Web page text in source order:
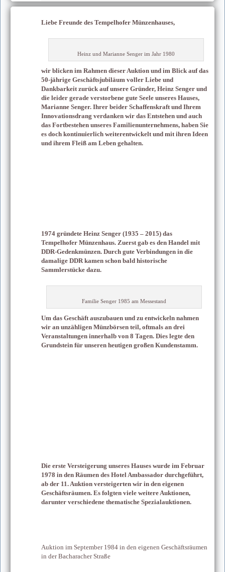
Liebe Freunde des Tempelhofer Münzenhauses,
Heinz und Marianne Senger im Jahr 1980
wir blicken im Rahmen dieser Auktion und im Blick auf das
50-jährige Geschäftsjubiläum voller Liebe und
Dankbarkeit zurück auf unsere Gründer, Heinz Senger und
die leider gerade verstorbene gute Seele unseres Hauses,
Marianne Senger. Ihrer beider Schaffenskraft und Ihrem
Innovationsdrang verdanken wir das Entstehen und auch
das Fortbestehen unseres Familienunternehmens, haben Sie
es doch kontinuierlich weiterentwickelt und mit ihren Ideen
und ihrem Fleiß am Leben gehalten.
1974 gründete Heinz Senger (1935 – 2015) das
Tempelhofer Münzenhaus. Zuerst gab es den Handel mit
DDR-Gedenkmünzen. Durch gute Verbindungen in die
damalige DDR kamen schon bald historische
Sammlerstücke dazu.
Familie Senger 1985 am Messestand
Um das Geschäft auszubauen und zu entwickeln nahmen
wir an unzähligen Münzbörsen teil, oftmals an drei
Veranstaltungen innerhalb von 8 Tagen. Dies legte den
Grundstein für unseren heutigen großen Kundenstamm.
Die erste Versteigerung unseres Hauses wurde im Februar
1978 in den Räumen des Hotel Ambassador durchgeführt,
ab der 11. Auktion versteigerten wir in den eigenen
Geschäftsräumen. Es folgten viele weitere Auktionen,
darunter verschiedene thematische Spezialauktionen.
Auktion im September 1984 in den eigenen Geschäftsräumen
in der Bacharacher Straße